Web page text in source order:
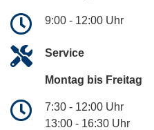
9:00 - 12:00 Uhr
Service
Montag bis Freitag
7:30 - 12:00 Uhr
13:00 - 16:30 Uhr